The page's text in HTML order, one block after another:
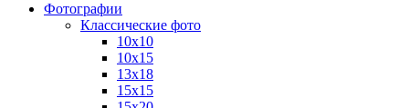
Фотографии
Классические фото
10х10
10х15
13х18
15х15